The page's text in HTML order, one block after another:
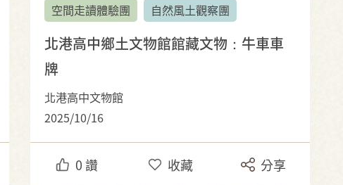
空間走讀體驗團 自然風土觀察團
北港高中鄉土文物館館藏文物：牛車車
牌
北港高中文物館
2025/10/16
0讚 收藏 分享